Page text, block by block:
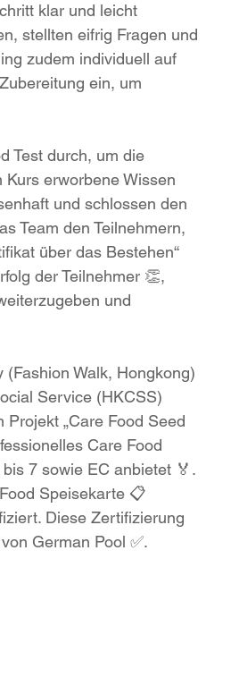
klar und leicht
stellten eifrig Fragen und
zudem individuell auf
ein, um
Test durch, um die
erworbene Wissen
und schlossen den
Team den Teilnehmern,
über das Bestehen“
der Teilnehmer 👏,
und
Walk, Hongkong)
Service (HKCSS)
„Care Food Seed
Care Food
7 sowie EC anbietet 🏅.
Speisekarte 📋
Diese Zertifizierung
German Pool ✅.